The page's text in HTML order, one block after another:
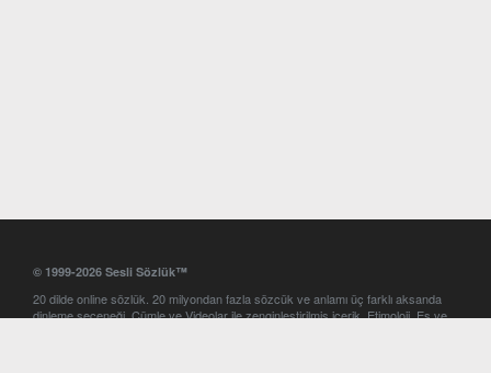
© 1999-2026 Sesli Sözlük™
20 dilde online sözlük. 20 milyondan fazla sözcük ve anlamı üç farklı aksanda
dinleme seçeneği. Cümle ve Videolar ile zenginleştirilmiş içerik. Etimoloji, Eş ve